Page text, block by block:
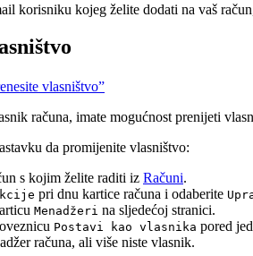
korisniku kojeg želite dodati na vaš
vlasništvo”
računa, imate mogućnost prenijeti
da promijenite vlasništvo:
s kojim želite raditi iz Računi.
pri dnu kartice računa i odaberite
Menadžeri na sljedećoj stranici.
Postavi kao vlasnika pored
računa, ali više niste vlasnik.